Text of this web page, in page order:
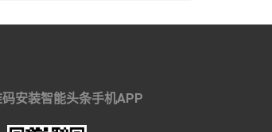
安装智能头条手机APP